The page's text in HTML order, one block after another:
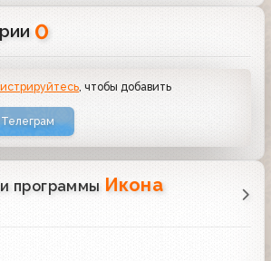
0
, чтобы добавить
программы Икона